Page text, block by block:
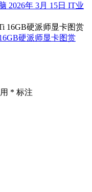
2026年 3月 15日 IT业
硬派师显卡图赏
* 标注